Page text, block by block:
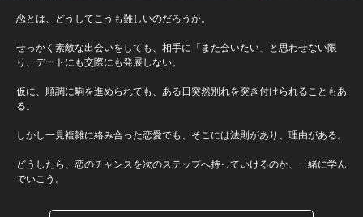
恋とは、どうしてこうも難しいのだろうか。
せっかく素敵な出会いをしても、相手に「また会いたい」と思わせない限
り、デートにも交際にも発展しない。
仮に、順調に駒を進められても、ある日突然別れを突き付けられることもあ
る。
しかし一見複雑に絡み合った恋愛でも、そこには法則があり、理由がある。
どうしたら、恋のチャンスを次のステップへ持っていけるのか、一緒に学ん
でいこう。